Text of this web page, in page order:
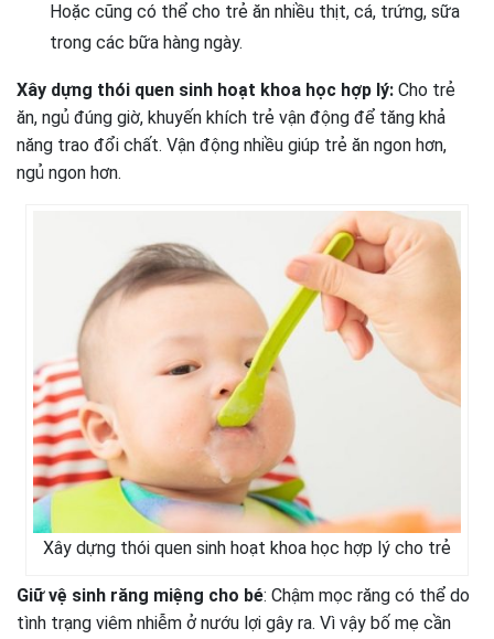
Hoặc cũng có thể cho trẻ ăn nhiều thịt, cá, trứng, sữa
trong các bữa hàng ngày.
Xây dựng thói quen sinh hoạt khoa học hợp lý: Cho trẻ
ăn, ngủ đúng giờ, khuyến khích trẻ vận động để tăng khả
năng trao đổi chất. Vận động nhiều giúp trẻ ăn ngon hơn,
ngủ ngon hơn.
Xây dựng thói quen sinh hoạt khoa học hợp lý cho trẻ
Giữ vệ sinh răng miệng cho bé: Chậm mọc răng có thể do
tình trạng viêm nhiễm ở nướu lợi gây ra. Vì vậy bố mẹ cần